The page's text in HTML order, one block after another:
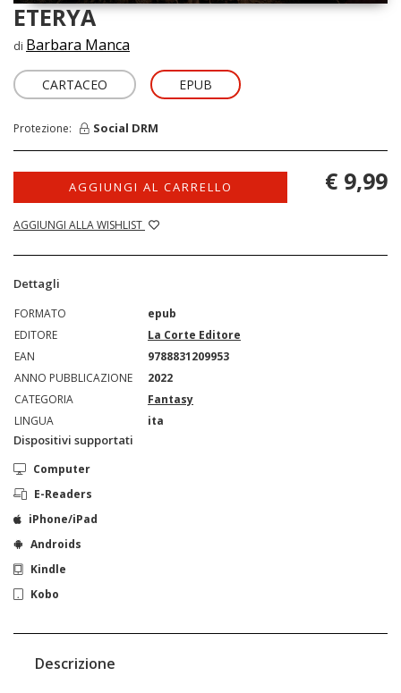
ETERYA
di Barbara Manca
CARTACEO EPUB
Protezione: Social DRM
AGGIUNGI AL CARRELLO
AGGIUNGI ALLA WISHLIST
€ 9,99
Dettagli
FORMATO
epub
EDITORE
La Corte Editore
EAN
9788831209953
ANNO PUBBLICAZIONE
2022
CATEGORIA
Fantasy
LINGUA
ita
Dispositivi supportati
Computer
E-Readers
iPhone/iPad
Androids
Kindle
Kobo
Descrizione